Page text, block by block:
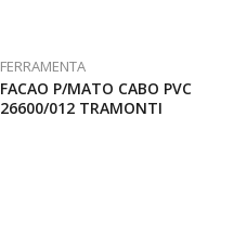
FERRAMENTA
FACAO P/MATO CABO PVC
26600/012 TRAMONTI